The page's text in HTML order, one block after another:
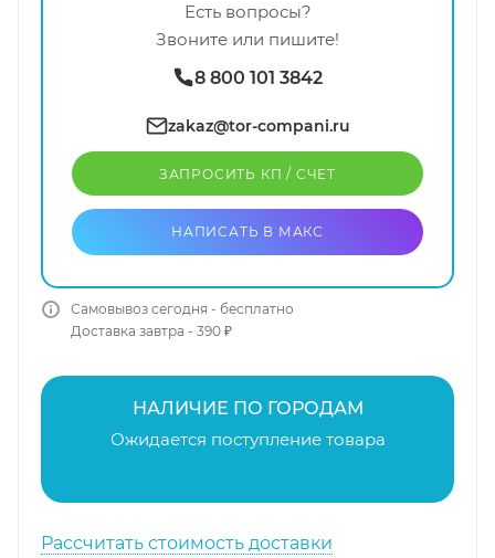
Есть вопросы?
Звоните или пишите!
8 800 101 3842
zakaz@tor-compani.ru
ЗАПРОСИТЬ КП / CЧЕТ
НАПИСАТЬ В МАКС
Самовывоз сегодня - бесплатно
Доставка завтра - 390 ₽
НАЛИЧИЕ ПО ГОРОДАМ
Ожидается поступление товара
Рассчитать стоимость доставки